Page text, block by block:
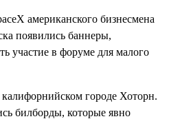
американского бизнесмена
появились баннеры,
участие в форуме для малого
городе Хоторн.
билборды, которые явно